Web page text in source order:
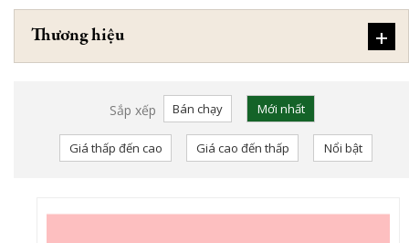
Thương hiệu +
Sắp xếp Bán chạy Mới nhất
Giá thấp đến cao Giá cao đến thấp Nổi bật